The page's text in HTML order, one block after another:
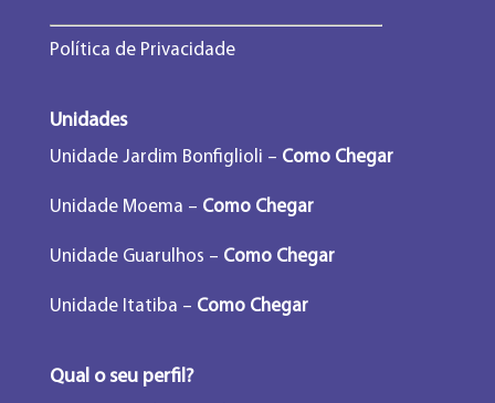
Política de Privacidade
Unidades
Unidade Jardim Bonfiglioli – Como Chegar
Unidade Moema – Como Chegar
Unidade Guarulhos – Como Chegar
Unidade Itatiba – Como Chegar
Qual o seu perfil?